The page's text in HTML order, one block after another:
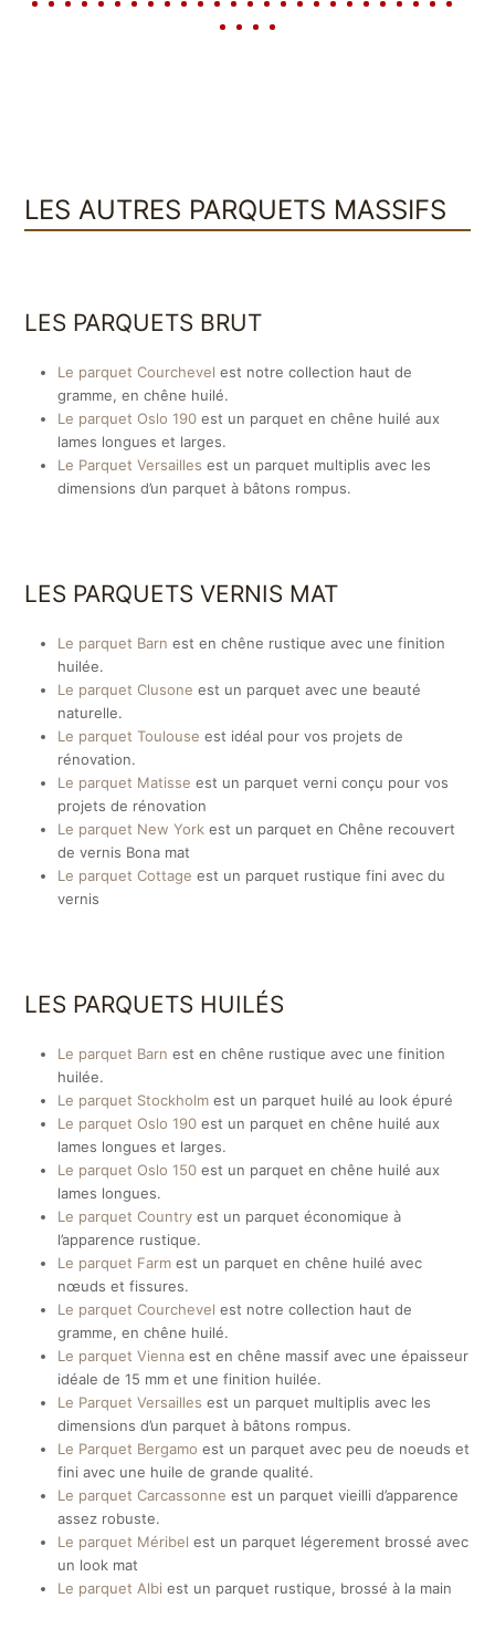
LES AUTRES PARQUETS MASSIFS
LES PARQUETS BRUT
Le parquet Courchevel est notre collection haut de
gramme, en chêne huilé.
Le parquet Oslo 190 est un parquet en chêne huilé aux
lames longues et larges.
Le Parquet Versailles est un parquet multiplis avec les
dimensions d’un parquet à bâtons rompus.
LES PARQUETS VERNIS MAT
Le parquet Barn est en chêne rustique avec une finition
huilée.
Le parquet Clusone est un parquet avec une beauté
naturelle.
Le parquet Toulouse est idéal pour vos projets de
rénovation.
Le parquet Matisse est un parquet verni conçu pour vos
projets de rénovation
Le parquet New York est un parquet en Chêne recouvert
de vernis Bona mat
Le parquet Cottage est un parquet rustique fini avec du
vernis
LES PARQUETS HUILÉS
Le parquet Barn est en chêne rustique avec une finition
huilée.
Le parquet Stockholm est un parquet huilé au look épuré
Le parquet Oslo 190 est un parquet en chêne huilé aux
lames longues et larges.
Le parquet Oslo 150 est un parquet en chêne huilé aux
lames longues.
Le parquet Country est un parquet économique à
l’apparence rustique.
Le parquet Farm est un parquet en chêne huilé avec
nœuds et fissures.
Le parquet Courchevel est notre collection haut de
gramme, en chêne huilé.
Le parquet Vienna est en chêne massif avec une épaisseur
idéale de 15 mm et une finition huilée.
Le Parquet Versailles est un parquet multiplis avec les
dimensions d’un parquet à bâtons rompus.
Le Parquet Bergamo est un parquet avec peu de noeuds et
fini avec une huile de grande qualité.
Le parquet Carcassonne est un parquet vieilli d’apparence
assez robuste.
Le parquet Méribel est un parquet légerement brossé avec
un look mat
Le parquet Albi est un parquet rustique, brossé à la main